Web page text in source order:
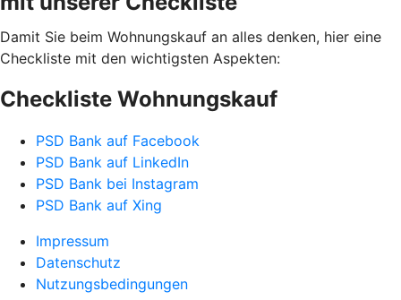
Damit Sie beim Wohnungskauf an alles denken, hier eine
Checkliste mit den wichtigsten Aspekten:
Checkliste Wohnungskauf
PSD Bank auf Facebook
PSD Bank auf LinkedIn
PSD Bank bei Instagram
PSD Bank auf Xing
Impressum
Datenschutz
Nutzungsbedingungen